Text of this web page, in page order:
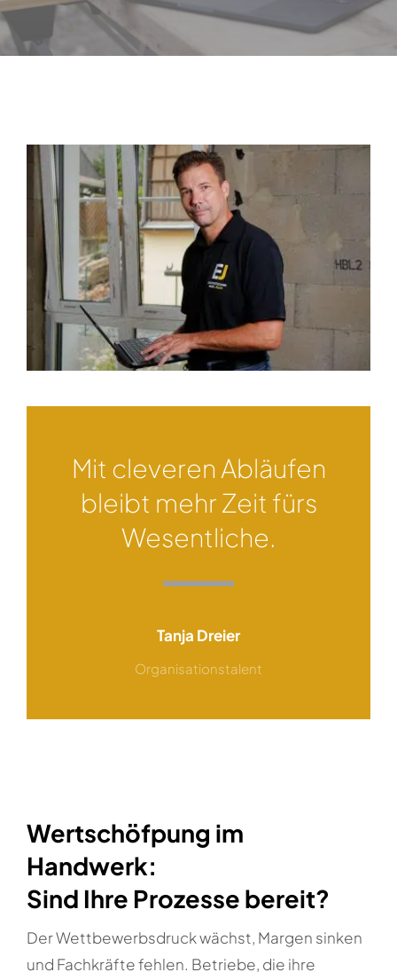
Mit cleveren Abläufen
bleibt mehr Zeit fürs
Wesentliche.
Tanja Dreier
Organisationstalent
Wertschöfpung im
Handwerk:
Sind Ihre Prozesse bereit?
Der Wettbewerbsdruck wächst, Margen sinken
und Fachkräfte fehlen. Betriebe, die ihre